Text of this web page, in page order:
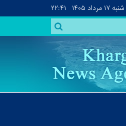
شنبه ۱۷ مرداد ۱۴۰۵ ۲۲:۴۱